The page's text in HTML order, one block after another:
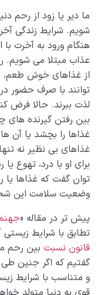
ما دیر یا زود از رحم
شویم. شرایط زندگی
هنگام ورود به آخرت
عذاب مبتلا می شویم.
از غذاهای خوش
توانند با صرف حضور
لذت ببرند. حالا فرض
بین رفتن گیرنده های
غذاها را بچشد یا آن
غذاهای بی نظیر نه
برای او با درد، تهوع
توان گفت که غذاها یا
وضعیت سلامت این
پیش تر در مقاله «
تطابق با شرایط
قانون نسبت بین رحم
گفتیم که اگر جنین
و متناسب با شرایط